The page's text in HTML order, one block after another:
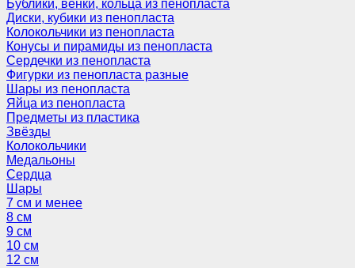
Бублики, венки, кольца из пенопласта
Диски, кубики из пенопласта
Колокольчики из пенопласта
Конусы и пирамиды из пенопласта
Сердечки из пенопласта
Фигурки из пенопласта разные
Шары из пенопласта
Яйца из пенопласта
Предметы из пластика
Звёзды
Колокольчики
Медальоны
Сердца
Шары
7 см и менее
8 см
9 см
10 см
12 см